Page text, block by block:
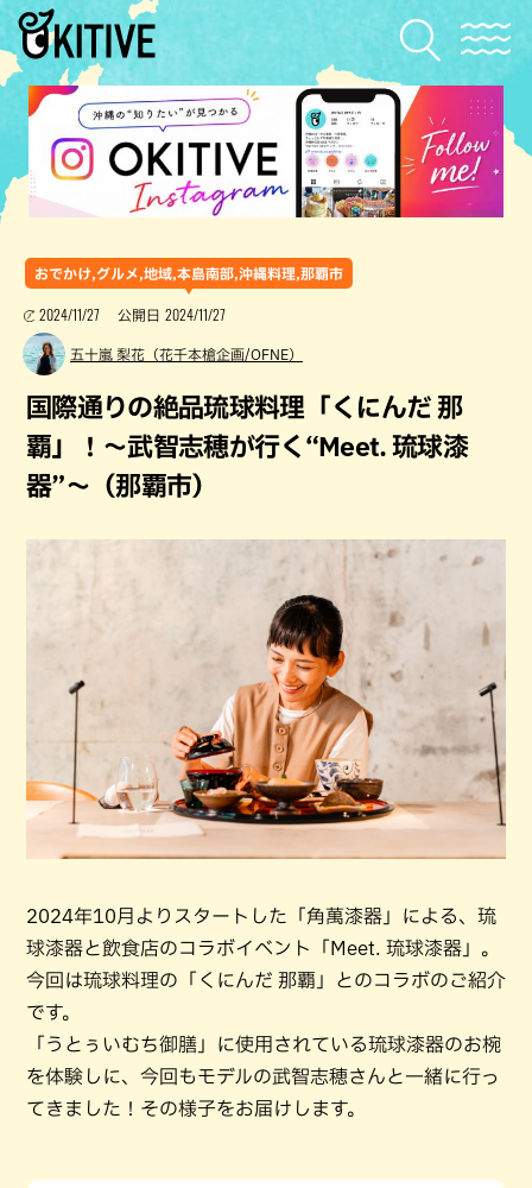
おでかけ,グルメ,地域,本島南部,沖縄料理,那覇市
2024/11/27 公開日 2024/11/27
五十嵐 梨花（花千本槍企画/OFNE）
国際通りの絶品琉球料理「くにんだ 那
覇」！〜武智志穂が行く“Meet. 琉球漆
器”〜（那覇市）
2024年10月よりスタートした「角萬漆器」による、琉
球漆器と飲食店のコラボイベント「Meet. 琉球漆器」。
今回は琉球料理の「くにんだ 那覇」とのコラボのご紹介
です。
「うとぅいむち御膳」に使用されている琉球漆器のお椀
を体験しに、今回もモデルの武智志穂さんと一緒に行っ
てきました！その様子をお届けします。